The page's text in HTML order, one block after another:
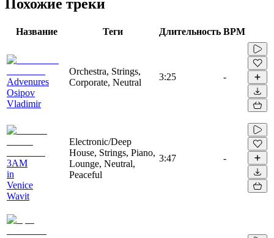
Похожие треки
Название Теги Длительность BPM
Advenures
Osipov
Vladimir
Orchestra, Strings,
Corporate, Neutral
3:25 -
3AM
in
Venice
Wavit
Electronic/Deep
House, Strings, Piano,
Lounge, Neutral,
Peaceful
3:47 -